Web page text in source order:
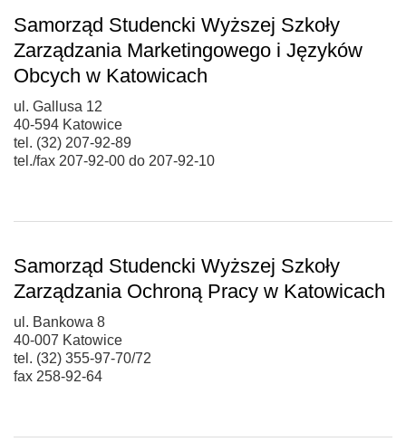
Samorząd Studencki Wyższej Szkoły
Zarządzania Marketingowego i Języków
Obcych w Katowicach
ul. Gallusa 12
40-594 Katowice
tel. (32) 207-92-89
tel./fax 207-92-00 do 207-92-10
Samorząd Studencki Wyższej Szkoły
Zarządzania Ochroną Pracy w Katowicach
ul. Bankowa 8
40-007 Katowice
tel. (32) 355-97-70/72
fax 258-92-64